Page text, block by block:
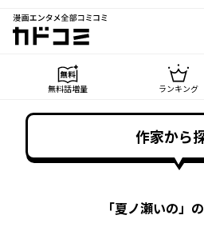
漫画エンタメ全部コミコミ
カドコミ
無料話増量 ランキング
作家から
「夏ノ瀬いの」